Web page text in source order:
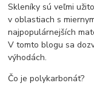
Skleníky sú veľmi
v oblastiach s
najpopulárnejších
V tomto blogu sa
výhodách.
Čo je polykarbonát?